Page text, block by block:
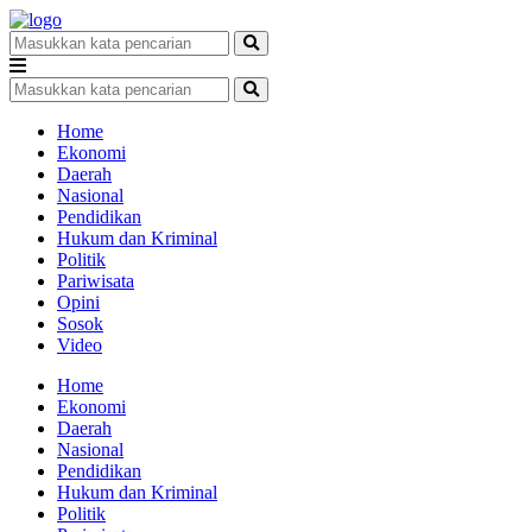
Home
Ekonomi
Daerah
Nasional
Pendidikan
Hukum dan Kriminal
Politik
Pariwisata
Opini
Sosok
Video
Home
Ekonomi
Daerah
Nasional
Pendidikan
Hukum dan Kriminal
Politik